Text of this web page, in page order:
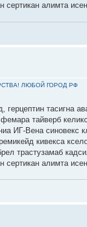
алимта
ЛЮБОЙ ГОРОД РФ
тасигна
тайверб
ИГ-Вена
кивекса
трастузамаб
алимта